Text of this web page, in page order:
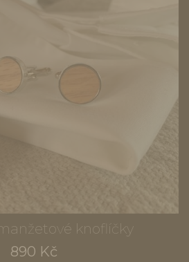
knoflíčky
890 Kč